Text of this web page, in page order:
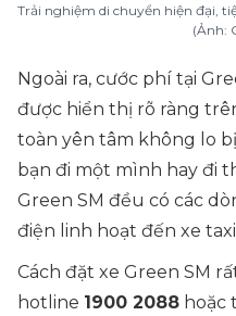
Trải nghiệm di chuyển hiện đại,
(Ảnh:
Ngoài ra, cước phí tại
được hiển thị rõ ràng
toàn yên tâm không lo
bạn đi một mình hay đi
Green SM đều có các
điện linh hoạt đến xe
Cách đặt xe Green SM
hotline 1900 2088 hoặc